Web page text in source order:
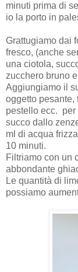
minuti prima di
io la porto in
Grattugiamo dai
fresco, (anche
una ciotola,
zucchero bruno
Aggiungiamo il
oggetto pesante,
pestello ecc. per
succo dallo
ml di acqua
10 minuti.
Filtriamo con un
abbondante
Le quantità di
possiamo